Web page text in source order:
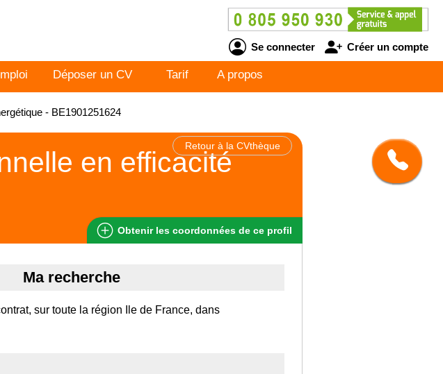
Se connecter Créer un compte
Déposer un CV Tarif A propos
- BE1901251624
Retour à la CVthèque
en efficacité
Obtenir les coordonnées de ce profil
Ma recherche
sur toute la région Ile de France, dans